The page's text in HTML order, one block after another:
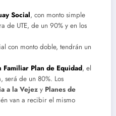
Social, con monto simple
de UTE, de un 90% y en los
con monto doble, tendrán un
Familiar Plan de Equidad, el
será de un 80%. Los
a la Vejez y Planes de
van a recibir el mismo